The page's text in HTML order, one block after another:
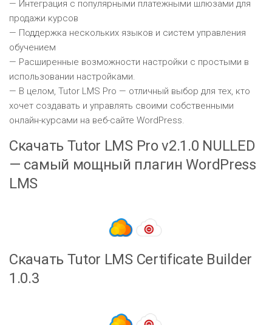
— Интеграция с популярными платежными шлюзами для
продажи курсов
— Поддержка нескольких языков и систем управления
обучением
— Расширенные возможности настройки с простыми в
использовании настройками.
— В целом, Tutor LMS Pro — отличный выбор для тех, кто
хочет создавать и управлять своими собственными
онлайн-курсами на веб-сайте WordPress.
Скачать Tutor LMS Pro v2.1.0 NULLED
— самый мощный плагин WordPress
LMS
Скачать Tutor LMS Certificate Builder
1.0.3